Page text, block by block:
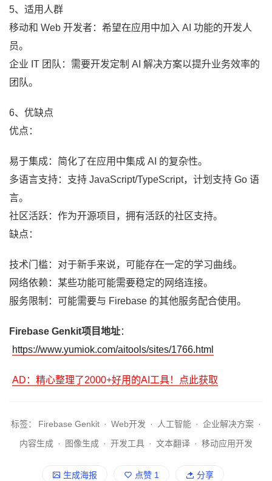
5、适用人群
移动和 Web 开发者：希望在应用中加入 AI 功能的开发人
员。
企业 IT 团队：需要开发定制 AI 解决方案以提升业务效率的
团队。
6、优缺点
优点：
易于集成：简化了在应用中集成 AI 的复杂性。
多语言支持：支持 JavaScript/TypeScript，计划支持 Go 语
言。
社区活跃：作为开源项目，拥有活跃的社区支持。
缺点：
技术门槛：对于新手来说，可能存在一定的学习曲线。
网络依赖：某些功能可能需要稳定的网络连接。
服务限制：可能需要与 Firebase 的其他服务配合使用。
Firebase Genkit项目地址：
https://www.yumiok.com/aitools/sites/1766.html
AD：精心整理了2000+好用的AI工具！点此获取
标签： Firebase Genkit · Web开发 · 人工智能 · 企业解决方案 ·
内容生成 · 图像生成 · 开发工具 · 文本翻译 · 移动应用开发
生成海报 点赞 1 分享